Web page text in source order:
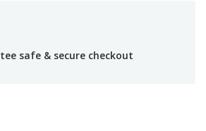
safe & secure checkout